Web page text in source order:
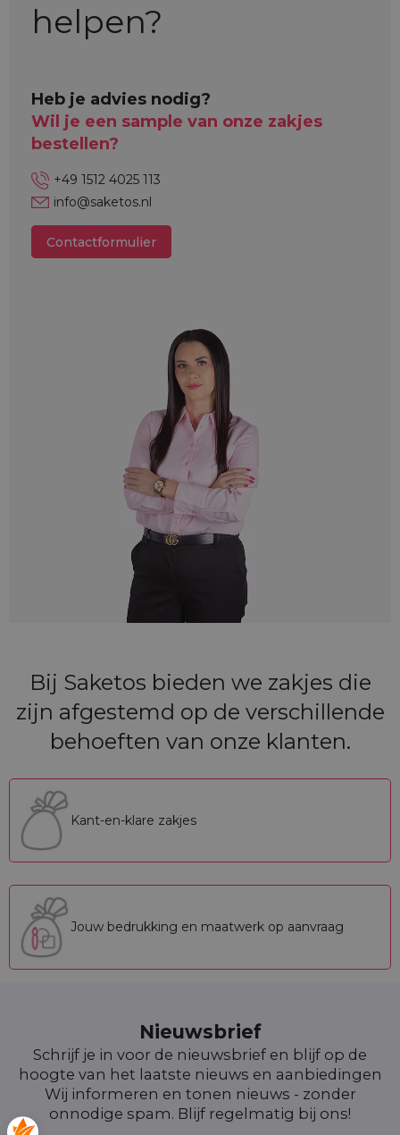
helpen?
Heb je advies nodig?
Wil je een sample van onze zakjes
bestellen?
+49 1512 4025 113
info@saketos.nl
Contactformulier
Bij Saketos bieden we zakjes die
zijn afgestemd op de verschillende
behoeften van onze klanten.
Kant-en-klare zakjes
Jouw bedrukking en maatwerk op aanvraag
Nieuwsbrief
Schrijf je in voor de nieuwsbrief en blijf op de
hoogte van het laatste nieuws en aanbiedingen
Wij informeren en tonen nieuws - zonder
onnodige spam. Blijf regelmatig bij ons!